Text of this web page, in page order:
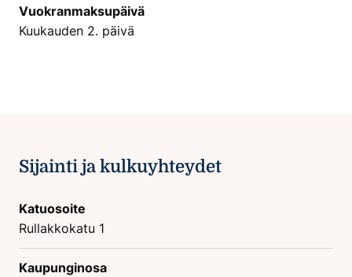
Vuokranmaksupäivä
Kuukauden 2. päivä
Sijainti ja kulkuyhteydet
Katuosoite
Rullakkokatu 1
Kaupunginosa